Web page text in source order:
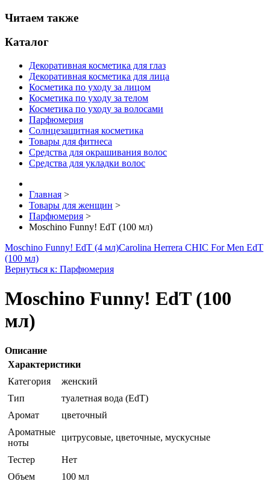
Читаем также
Каталог
Декоративная косметика для глаз
Декоративная косметика для лица
Косметика по уходу за лицом
Косметика по уходу за телом
Косметика по уходу за волосами
Парфюмерия
Солнцезащитная косметика
Товары для фитнеса
Средства для окрашивания волос
Средства для укладки волос
Главная >
Товары для женщин >
Парфюмерия >
Moschino Funny! EdT (100 мл)
Moschino Funny! EdT (4 мл)Carolina Herrera CHIC For Men EdT
(100 мл)
Вернуться к: Парфюмерия
Moschino Funny! EdT (100
мл)
Описание
Характеристики
Категория
женский
Тип
туалетная вода (EdT)
Аромат
цветочный
Ароматные
ноты
цитрусовые, цветочные, мускусные
Тестер
Нет
Объем
100 мл